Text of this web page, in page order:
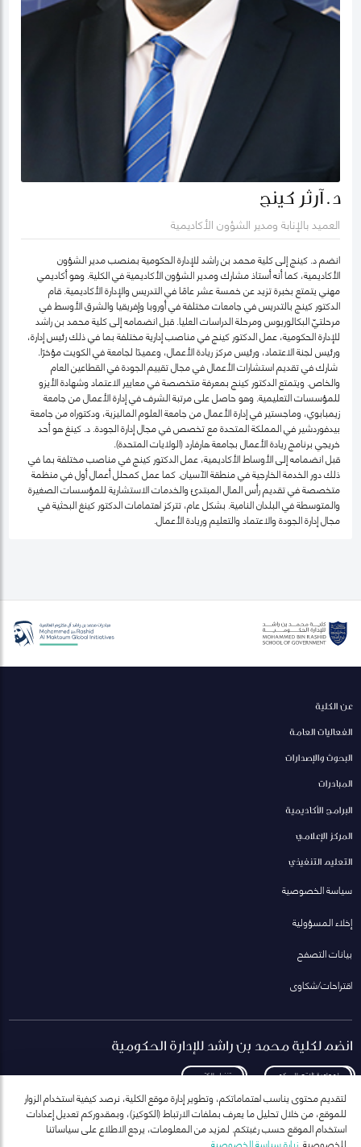
د. آرثر كينج
العميد بالإنابة ومدير الشؤون الأكاديمية
انضم د. كينج إلى كلية محمد بن راشد للإدارة الحكومية بمنصب مدير الشؤون
الأكاديمية، كما أنه أستاذ مشارك ومدير الشؤون الأكاديمية في الكلية. وهو أكاديمي
مهني يتمتع بخبرة تزيد عن خمسة عشر عامًا في التدريس والإدارة الأكاديمية. قام
الدكتور كينج بالتدريس في جامعات مختلفة في أوروبا وإفريقيا والشرق الأوسط في
مرحلتيّ البكالوريوس ومرحلة الدراسات العليا. قبل انضمامه إلى كلية محمد بن راشد
للإدارة الحكومية، عمل الدكتور كينج في مناصب إدارية مختلفة بما في ذلك رئيس إدارة،
ورئيس لجنة الاعتماد، ورئيس مركز ريادة الأعمال، وعميدًا لجامعة في الكويت مؤخرًا.
شارك في تقديم استشارات الأعمال في مجال تقييم الجودة في القطاعين العام
والخاص. ويتمتع الدكتور كينج بمعرفة متخصصة في معايير الاعتماد وشهادة الأيزو
للمؤسسات التعليمية. وهو حاصل على مرتبة الشرف في إدارة الأعمال من جامعة
زيمبابوي، وماجستير في إدارة الأعمال من جامعة العلوم الماليزية، ودكتوراه من جامعة
بيدفوردشير في المملكة المتحدة مع تخصص في مجال إدارة الجودة. د. كينغ هو أحد
خريجي برنامج ريادة الأعمال بجامعة هارفارد (الولايات المتحدة).
قبل انضمامه إلى الأوساط الأكاديمية، عمل الدكتور كينج في مناصب مختلفة بما في
ذلك دور الخدمة الخارجية في منطقة الآسيان. كما عمل كمحلل أعمال أول في منظمة
متخصصة في تقديم رأس المال المبتدئ والخدمات الاستشارية للمؤسسات الصغيرة
والمتوسطة في البلدان النامية. بشكل عام، تتركز اهتمامات الدكتور كينغ البحثية في
مجال إدارة الجودة والاعتماد والتعليم وريادة الأعمال.
عن الكلية
الفعاليات العامة
البحوث والإصدارات
المبادرات
البرامج الأكاديمية
المركز الإعلامي
التعليم التنفيذي
سياسة الخصوصية
إخلاء المسؤولية
بيانات التصفح
اقتراحات/شكاوى
انضم لكلية محمد بن راشد للإدارة الحكومية
لمعاودة الاتصال بكم تنزيل الكتيب
انضم إلى قائمة مراسلاتنا
لتقديم محتوى يناسب اهتماماتكم، وتطوير إدارة موقع الكلية، نرصد كيفية استخدام الزوار
للموقع، من خلال تحليل ما يعرف بملفات الارتباط (الكوكيز)، وبمقدوركم تعديل إعدادات
استخدام الموقع حسب رغبتكم. لمزيد من المعلومات، يرجع الاطلاع على سياساتنا